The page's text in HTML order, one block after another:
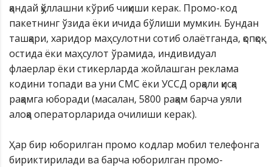
қандай қўллашни кўриб чиқиши керак. Промо-код
пакетнинг ўзида ёки ичида бўлиши мумкин. Бундан
ташқари, харидор маҳсулотни сотиб олаётганда, қопқоқ
остида ёки маҳсулот ўрамида, индивидуал
флаерлар ёки стикерларда жойлашган реклама
кодини топади ва уни СМС ёки УССД орқали қисқа
рақамга юборади (масалан, 5800 рақам барча уяли
алоқа операторларида очилиши керак).
Ҳар бир юборилган промо кодлар мобил телефонга
бириктирилади ва барча юборилган промо-